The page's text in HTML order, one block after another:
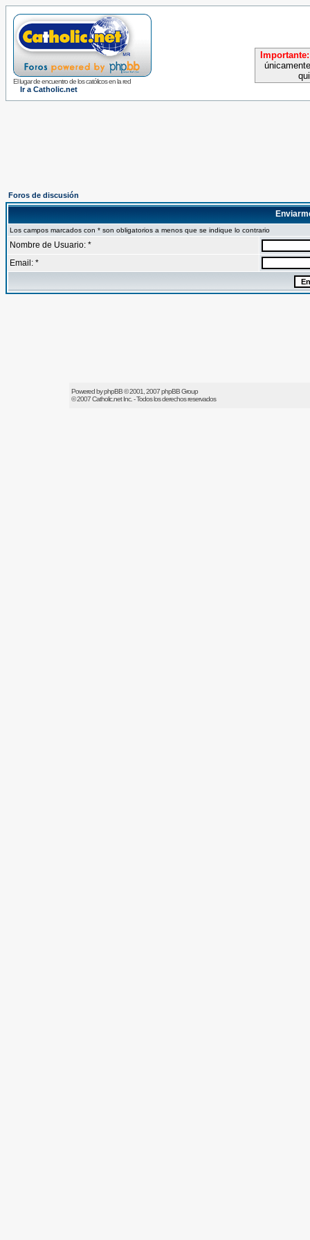
El lugar de encuentro de los católicos en la red
Ir a Catholic.net
Importante:
Foros de discusión
Los campos marcados con * son obligatorios a menos que se indique lo contrario
Nombre de Usuario: *
Email: *
Powered byphpBB© 2001, 2007 phpBB Group
© 2007Catholic.netInc. - Todos los derechos reservados